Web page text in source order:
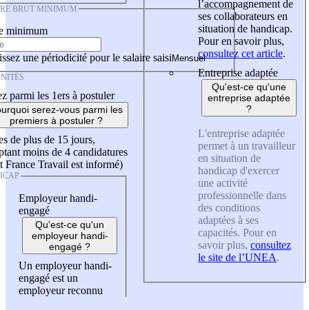
BRUT MINIMUM
minimum
une périodicité pour le salaire saisi
parmi les 1ers à postuler
serez-vous parmi les
premiers à postuler ?
de plus de 15 jours,
moins de 4 candidatures
France Travail est informé)
Employeur handi-
engagé
Qu'est-ce qu'un
employeur handi-
engagé ?
Un employeur handi-
engagé est un
employeur reconnu
l’accompagnement de
ses collaborateurs en
situation de handicap.
Pour en savoir plus,
consultez cet article.
Entreprise adaptée
Qu'est-ce qu'une
entreprise adaptée
?
L'entreprise adaptée
permet à un travailleur
en situation de
handicap d'exercer
une activité
professionnelle dans
des conditions
adaptées à ses
capacités. Pour en
savoir plus, consultez
le site de l’UNEA.